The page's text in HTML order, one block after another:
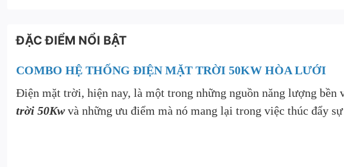
ĐẶC ĐIỂM NỔI BẬT
COMBO HỆ THỐNG ĐIỆN MẶT TRỜI 50KW HÒA LƯỚI
Điện mặt trời, hiện nay, là một trong những nguồn năng lượng
trời 50Kw và những ưu điểm mà nó mang lại trong việc thúc đẩy